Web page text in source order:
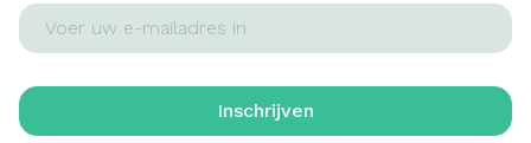
E-mail adres
Inschrijven